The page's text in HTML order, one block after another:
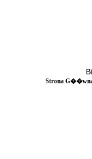
Strona